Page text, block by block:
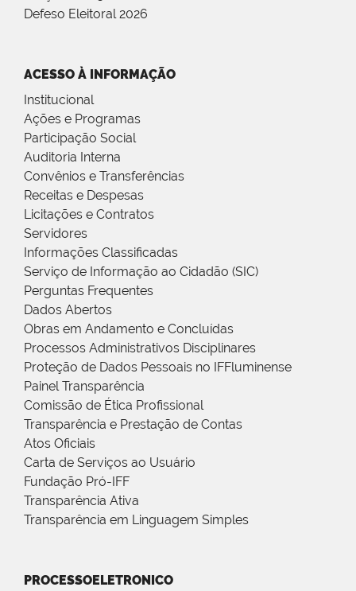
Defeso Eleitoral 2026
ACESSO À INFORMAÇÃO
Institucional
Ações e Programas
Participação Social
Auditoria Interna
Convênios e Transferências
Receitas e Despesas
Licitações e Contratos
Servidores
Informações Classificadas
Serviço de Informação ao Cidadão (SIC)
Perguntas Frequentes
Dados Abertos
Obras em Andamento e Concluídas
Processos Administrativos Disciplinares
Proteção de Dados Pessoais no IFFluminense
Painel Transparência
Comissão de Ética Profissional
Transparência e Prestação de Contas
Atos Oficiais
Carta de Serviços ao Usuário
Fundação Pró-IFF
Transparência Ativa
Transparência em Linguagem Simples
PROCESSOELETRONICO